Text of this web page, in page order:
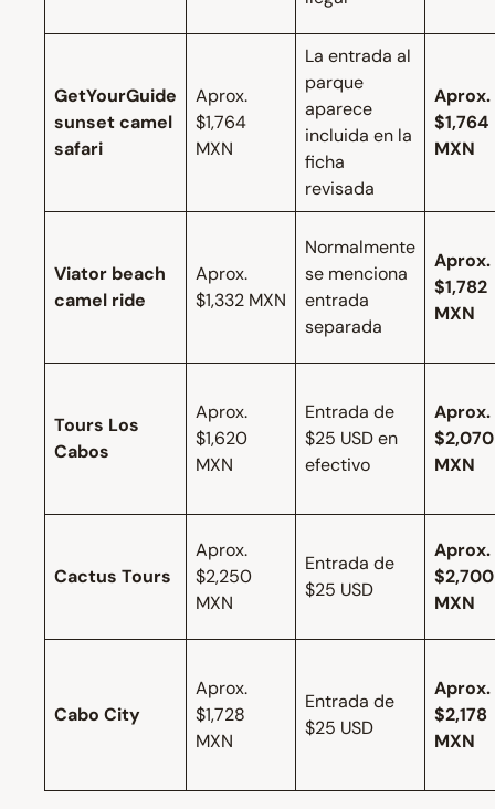
GetYourGuide
sunset camel
safari
Aprox.
$1,764
MXN
La entrada al
parque
aparece
incluida en la
ficha
revisada
Aprox.
$1,764
MXN
Viator beach
camel ride
Aprox.
$1,332 MXN
Normalmente
se menciona
entrada
separada
Aprox.
$1,782
MXN
Tours Los
Cabos
Aprox.
$1,620
MXN
Entrada de
$25 USD en
efectivo
Aprox.
$2,070
MXN
Cactus Tours
Aprox.
$2,250
MXN
Entrada de
$25 USD
Aprox.
$2,700
MXN
Cabo City
Aprox.
$1,728
MXN
Entrada de
$25 USD
Aprox.
$2,178
MXN